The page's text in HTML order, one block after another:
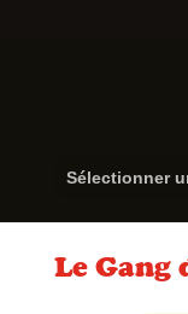
Sélectionner
Le Gang